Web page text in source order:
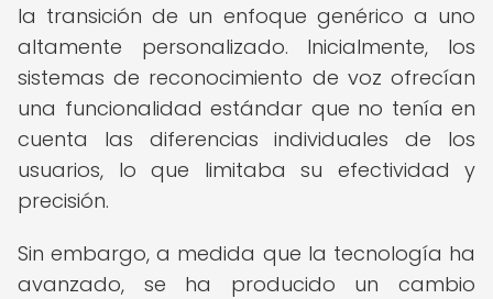
la transición de un enfoque genérico a uno
altamente personalizado. Inicialmente, los
sistemas de reconocimiento de voz ofrecían
una funcionalidad estándar que no tenía en
cuenta las diferencias individuales de los
usuarios, lo que limitaba su efectividad y
precisión.
Sin embargo, a medida que la tecnología ha
avanzado, se ha producido un cambio